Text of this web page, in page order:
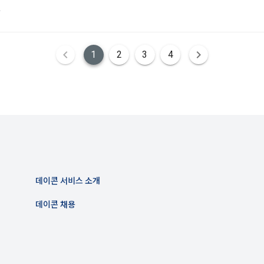
전 통지 후 당해 "회원"과의 계약을 해지할 수 있다. 만약, "회원"이 거부의사
따라 시행일 이후에 "서비스"를 이용하는 경우에는 동의한 것으로 간주한
사"와 개별 계약을 체결하여 서비스를 이용하는 경우에는 개별 계약이 우
약의 성립)
용신청(회원가입 신청) 작성 후에 "회사"가 웹 상의 안내를 "회원"에게 통지
름, 이메일, 핸드폰 번호, 경력, 신입/경력 해당 사항 여부, 사용 가능한 프로
젝트 또는 대회 코드 링크1개, 구직 의향,
로젝트 또는 대회 코드 링크(추가분), 기타 수상 경력, 개인 운영 사이트
영상, ppt
1 2 3 4
데이콘 서비스 소개
데이콘 채용